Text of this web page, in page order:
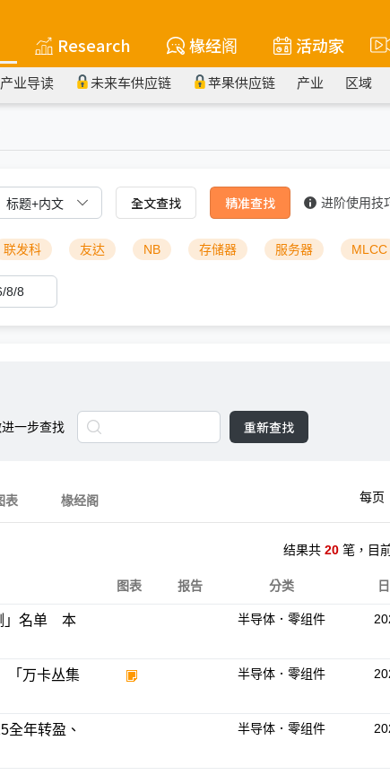
Research 椽经阁 活动家
业导读 未来车供应链 苹果供应链 产业 区域
全文查找 精准查找 进阶使用技
联发科 友达 NB 存储器 服务器 MLCC
一步查找 重新查找
表 椽经阁 每页
结果共 20 笔，目
图表 报告 分类
」名单 本
半导体．零组件
「万卡丛集
半导体．零组件
年转盈、
半导体．零组件